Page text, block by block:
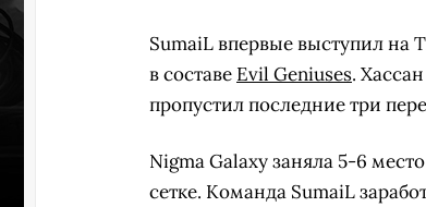
SumaiL впервые выступил на
в составе Evil Geniuses.
пропустил последние три
Nigma Galaxy заняла 5-6
сетке. Команда SumaiL